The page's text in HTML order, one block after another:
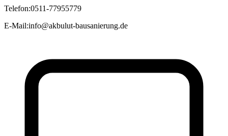
Telefon:0511-77955779
E-Mail:info@akbulut-bausanierung.de